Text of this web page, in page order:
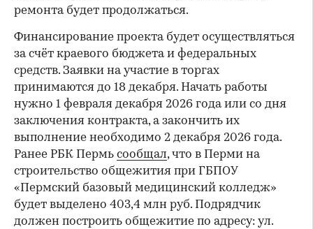
ремонта будет продолжаться.
Финансирование проекта будет осуществляться
за счёт краевого бюджета и федеральных
средств. Заявки на участие в торгах
принимаются до 18 декабря. Начать работы
нужно 1 февраля декабря 2026 года или со дня
заключения контракта, а закончить их
выполнение необходимо 2 декабря 2026 года.
Ранее РБК Пермь сообщал, что в Перми на
строительство общежития при ГБПОУ
«Пермский базовый медицинский колледж»
будет выделено 403,4 млн руб. Подрядчик
должен построить общежитие по адресу: ул.